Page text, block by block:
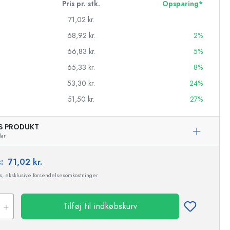
Pris pr. stk.
Opsparing*
71,02 kr.
68,92 kr.
2%
66,83 kr.
5%
65,33 kr.
8%
53,30 kr.
24%
51,50 kr. 27%
PRODUKT
71,02 kr.
eksklusive forsendelsesomkostninger
Tilføj til indkøbskurv